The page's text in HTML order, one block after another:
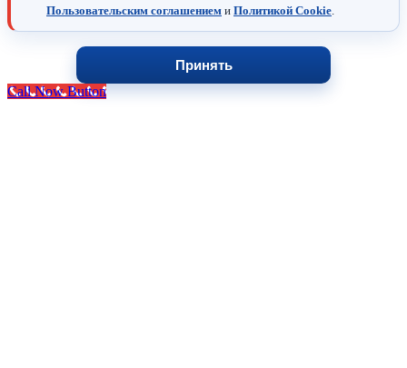
Пользовательским соглашением и Политикой Cookie
Принять
Call Now Button